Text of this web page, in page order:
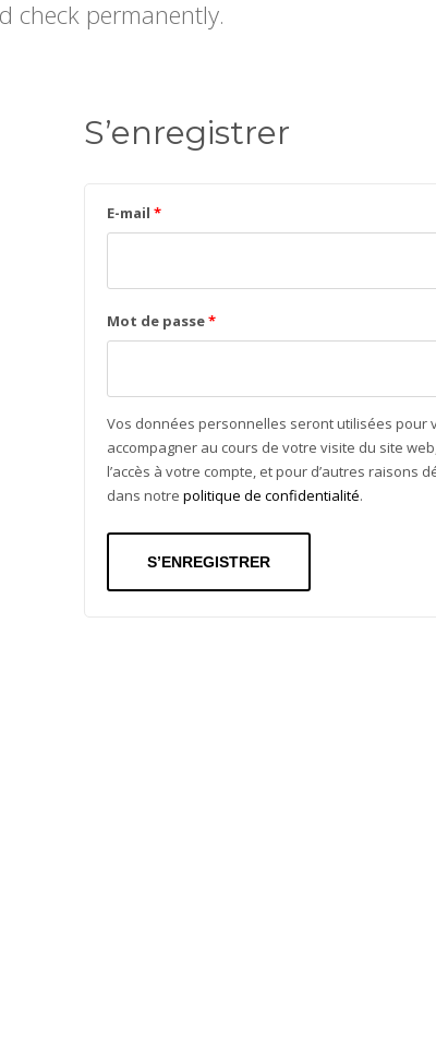
check permanently.
S’enregistrer
E-mail *
Mot de passe*
Vos données personnelles seront utilisées pour
accompagner au cours de votre visite du site
l’accès à votre compte, et pour d’autres raisons
dans notre politique de confidentialité.
S’ENREGISTRER